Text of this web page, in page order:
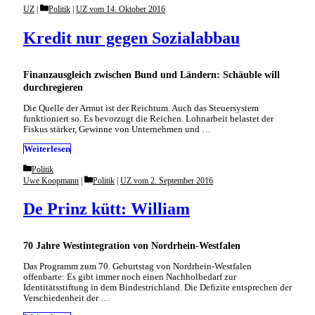
Finanzausgleich zwischen Bund und Ländern: Schäuble will
durchregieren
Kredit nur gegen Sozialabbau
UZ Categories
Politik UZ vom 14. Oktober 2016
Die Quelle der Armut ist der Reichtum. Auch das Steuersystem
funktioniert so. Es bevorzugt die Reichen. Lohnarbeit belastet der
Fiskus stärker, Gewinne von Unternehmen und …
Weiterlesen
Categories
Politik
70 Jahre Westintegration von Nordrhein-Westfalen
De Prinz kütt: William
Uwe Koopmann Categories
Politik | UZ vom 2. September 2016
Das Programm zum 70. Geburtstag von Nordrhein-Westfalen
offenbarte: Es gibt immer noch einen Nachholbedarf zur
Identitätsstiftung in dem Bindestrichland. Die Defizite entsprechen der
Verschiedenheit der …